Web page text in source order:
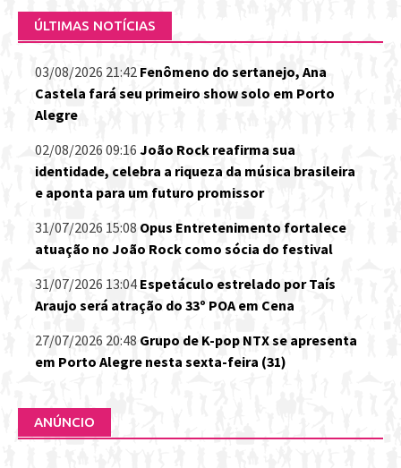
ÚLTIMAS NOTÍCIAS
03/08/2026 21:42 Fenômeno do sertanejo, Ana
Castela fará seu primeiro show solo em Porto
Alegre
02/08/2026 09:16 João Rock reafirma sua
identidade, celebra a riqueza da música brasileira
e aponta para um futuro promissor
31/07/2026 15:08 Opus Entretenimento fortalece
atuação no João Rock como sócia do festival
31/07/2026 13:04 Espetáculo estrelado por Taís
Araujo será atração do 33º POA em Cena
27/07/2026 20:48 Grupo de K-pop NTX se apresenta
em Porto Alegre nesta sexta-feira (31)
ANÚNCIO